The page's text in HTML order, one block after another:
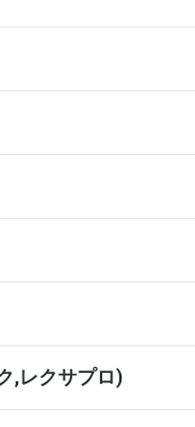
,レクサプロ)